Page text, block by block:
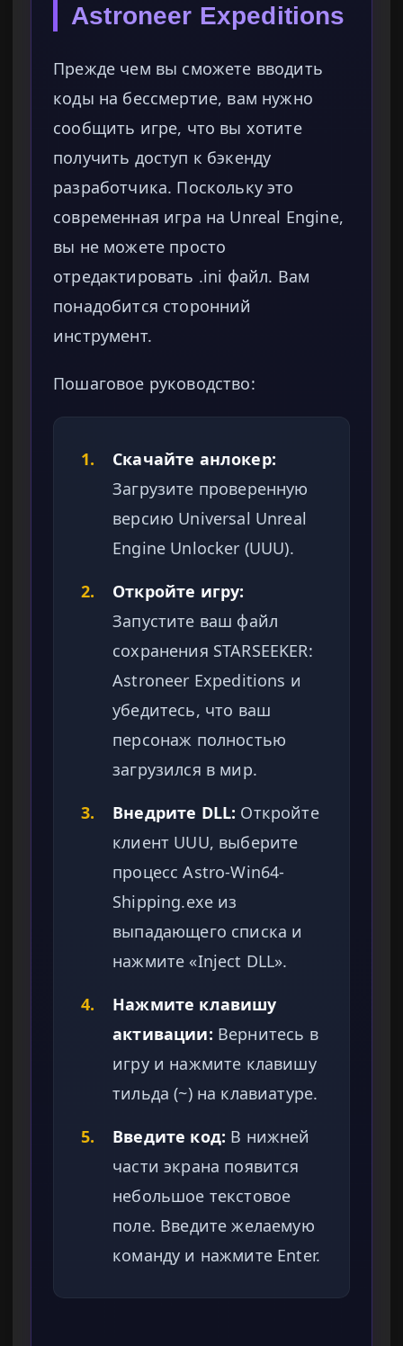
Astroneer Expeditions
Прежде чем вы сможете вводить
коды на бессмертие, вам нужно
сообщить игре, что вы хотите
получить доступ к бэкенду
разработчика. Поскольку это
современная игра на Unreal Engine,
вы не можете просто
отредактировать .ini файл. Вам
понадобится сторонний
инструмент.
Пошаговое руководство:
1.
Скачайте анлокер:
Загрузите проверенную
версию Universal Unreal
Engine Unlocker (UUU).
2.
Откройте игру:
Запустите ваш файл
сохранения STARSEEKER:
Astroneer Expeditions и
убедитесь, что ваш
персонаж полностью
загрузился в мир.
3.
Внедрите DLL: Откройте
клиент UUU, выберите
процесс Astro-Win64-
Shipping.exe из
выпадающего списка и
нажмите «Inject DLL».
4.
Нажмите клавишу
активации: Вернитесь в
игру и нажмите клавишу
тильда (~) на клавиатуре.
5.
Введите код: В нижней
части экрана появится
небольшое текстовое
поле. Введите желаемую
команду и нажмите Enter.